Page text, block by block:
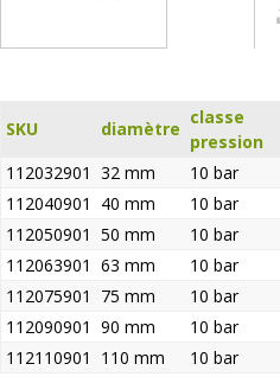
SKU diamètre
classe
pression
112032901 32 mm 10 bar
112040901
40 mm 10 bar
112050901 50 mm 10 bar
112063901 63 mm 10 bar
112075901
75 mm 10 bar
112090901 90 mm 10 bar
112110901
110 mm 10 bar